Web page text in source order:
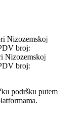
Nizozemskoj
broj:
Nizozemskoj
broj:
podršku putem